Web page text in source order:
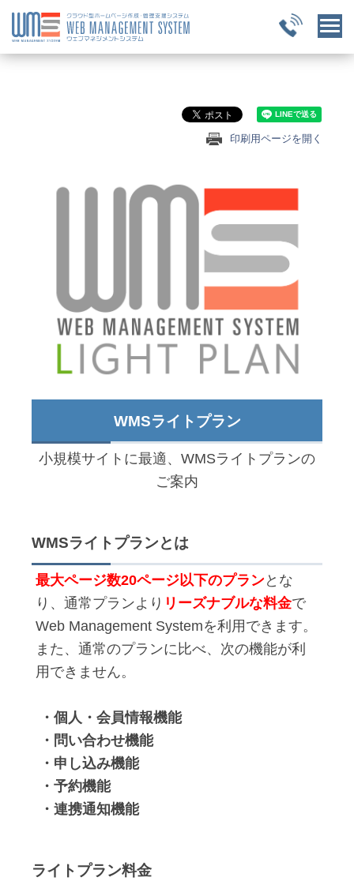
印刷用ページを開く
WMSライトプラン
小規模サイトに最適、WMSライトプランの
ご案内
WMSライトプランとは
最大ページ数20ページ以下のプランとな
り、通常プランより リーズナブルな料金で
Web Management Systemを利用できます。
また、通常のプランに比べ、次の機能が利
用できません。
・個人・会員情報機能
・問い合わせ機能
・申し込み機能
・予約機能
・連携通知機能
ライトプラン料金